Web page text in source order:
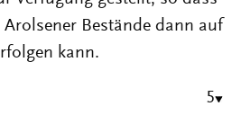
Bestände dann auf
kann.
5